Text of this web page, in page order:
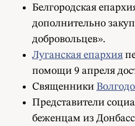
Белгородская
дополнительно
добровольцев».
Луганская епархия
помощи 9 апреля
Священники
Представители
беженцам из